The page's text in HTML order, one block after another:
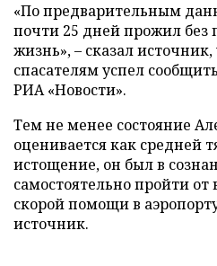
«По предварительным
почти 25 дней прожил без
жизнь», – сказал
спасателям успел
РИА «Новости».
Тем не менее состояние
оценивается как средней
истощение, он был в
самостоятельно пройти
скорой помощи в
источник.